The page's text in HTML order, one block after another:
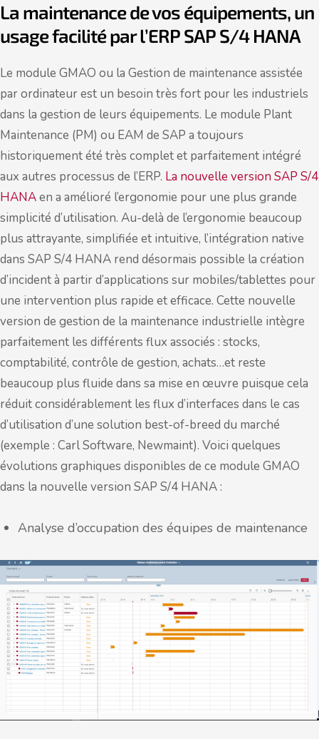
La maintenance de vos équipements, un
usage facilité par l’ERP SAP S/4 HANA
Le module GMAO ou la Gestion de maintenance assistée
par ordinateur est un besoin très fort pour les industriels
dans la gestion de leurs équipements. Le module Plant
Maintenance (PM) ou EAM de SAP a toujours
historiquement été très complet et parfaitement intégré
aux autres processus de l’ERP. La nouvelle version SAP S/4
HANAen a amélioré l’ergonomie pour une plus grande
simplicité d’utilisation. Au-delà de l’ergonomie beaucoup
plus attrayante, simplifiée et intuitive, l’intégration native
dans SAP S/4 HANA rend désormais possible la création
d’incident à partir d’applications sur mobiles/tablettes pour
une intervention plus rapide et efficace. Cette nouvelle
version de gestion de la maintenance industrielle intègre
parfaitement les différents flux associés : stocks,
comptabilité, contrôle de gestion, achats…et reste
beaucoup plus fluide dans sa mise en œuvre puisque cela
réduit considérablement les flux d’interfaces dans le cas
d’utilisation d’une solution best-of-breed du marché
(exemple : Carl Software, Newmaint). Voici quelques
évolutions graphiques disponibles de ce module GMAO
dans la nouvelle version SAP S/4 HANA :
Analyse d’occupation des équipes de maintenance